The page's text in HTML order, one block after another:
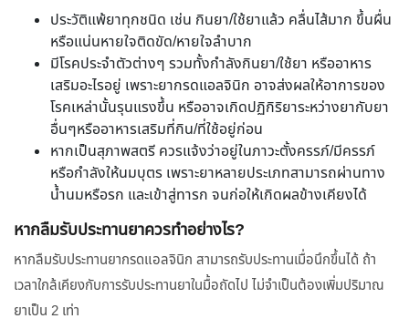
ประวัติแพ้ยาทุกชนิด เช่น กินยา/ใช้ยาแล้ว คลื่นไส้มาก ขึ้นผื่น
หรือแน่นหายใจติดขัด/หายใจลำบาก
มีโรคประจำตัวต่างๆ รวมทั้งกำลังกินยา/ใช้ยา หรืออาหาร
เสริมอะไรอยู่ เพราะยากรดแอลจินิก อาจส่งผลให้อาการของ
โรคเหล่านั้นรุนแรงขึ้น หรืออาจเกิดปฏิกิริยาระหว่างยากับยา
อื่นๆหรืออาหารเสริมที่กิน/ที่ใช้อยู่ก่อน
หากเป็นสุภาพสตรี ควรแจ้งว่าอยู่ในภาวะตั้งครรภ์/มีครรภ์
หรือกำลังให้นมบุตร เพราะยาหลายประเภทสามารถผ่านทาง
น้ำนมหรือรก และเข้าสู่ทารก จนก่อให้เกิดผลข้างเคียงได้
หากลืมรับประทานยาควรทำอย่างไร?
หากลืมรับประทานยากรดแอลจินิก สามารถรับประทานเมื่อนึกขึ้นได้ ถ้า
เวลาใกล้เคียงกับการรับประทานยาในมื้อถัดไป ไม่จำเป็นต้องเพิ่มปริมาณ
ยาเป็น 2 เท่า